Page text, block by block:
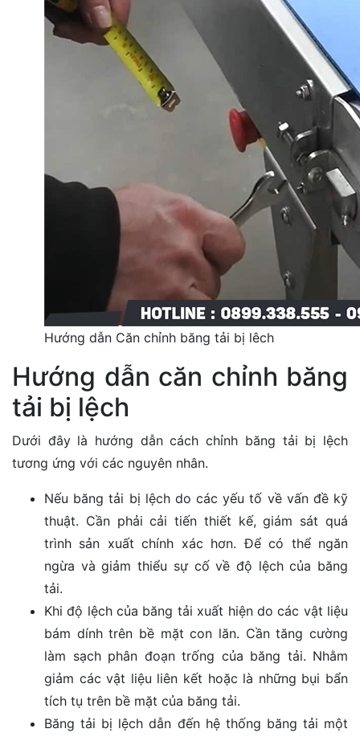
Hướng dẫn Căn chỉnh băng tải bị lêch
Hướng dẫn căn chỉnh băng
tải bị lệch
Dưới đây là hướng dẫn cách chỉnh băng tải bị lệch
tương ứng với các nguyên nhân.
Nếu băng tải bị lệch do các yếu tố về vấn đề kỹ
thuật. Cần phải cải tiến thiết kế, giám sát quá
trình sản xuất chính xác hơn. Để có thể ngăn
ngừa và giảm thiểu sự cố về độ lệch của băng
tải.
Khi độ lệch của băng tải xuất hiện do các vật liệu
bám dính trên bề mặt con lăn. Cần tăng cường
làm sạch phân đoạn trống của băng tải. Nhằm
giảm các vật liệu liên kết hoặc là những bụi bẩn
tích tụ trên bề mặt của băng tải.
Băng tải bị lệch dẫn đến hệ thống băng tải một